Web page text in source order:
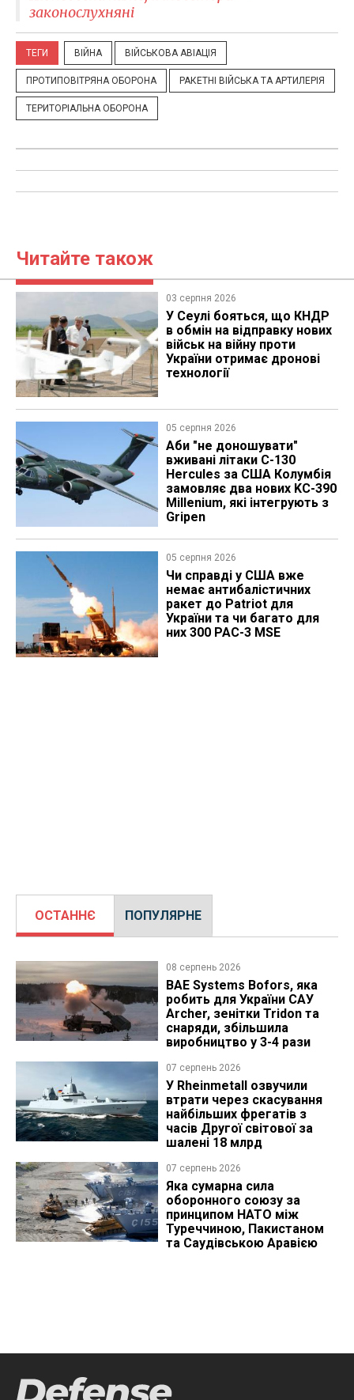
законослухняні
ТЕГИ ВІЙНА ВІЙСЬКОВА АВІАЦІЯ
ПРОТИПОВІТРЯНА ОБОРОНА РАКЕТНІ ВІЙСЬКА ТА АРТИЛЕРІЯ
ТЕРИТОРІАЛЬНА ОБОРОНА
Читайте також
03 серпня 2026
У Сеулі бояться, що КНДР
в обмін на відправку нових
військ на війну проти
України отримає дронові
технології
05 серпня 2026
Аби "не доношувати"
вживані літаки C-130
Hercules за США Колумбія
замовляє два нових KC-390
Millenium, які інтегрують з
Gripen
05 серпня 2026
Чи справді у США вже
немає антибалістичних
ракет до Patriot для
України та чи багато для
них 300 PAC-3 MSE
ОСТАННЄ ПОПУЛЯРНЕ
08 серпень 2026
BAE Systems Bofors, яка
робить для України САУ
Archer, зенітки Tridon та
снаряди, збільшила
виробництво у 3-4 рази
07 серпень 2026
У Rheinmetall озвучили
втрати через скасування
найбільших фрегатів з
часів Другої світової за
шалені 18 млрд
07 серпень 2026
Яка сумарна сила
оборонного союзу за
принципом НАТО між
Туреччиною, Пакистаном
та Саудівською Аравією